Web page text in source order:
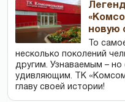
новую
То
несколько поколений
другим. Узнаваемым –
удивляющим. ТК
главу своей истории!